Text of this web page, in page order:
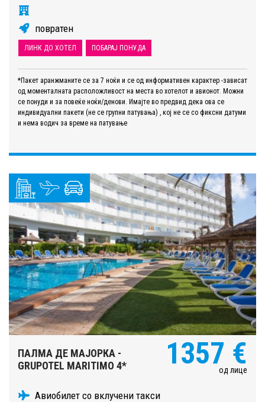
повратен
ЛИНК ДО ХОТЕЛ ПОБАРАЈ ПОНУДА
*Пакет аранжманите се за 7 ноќи и се од информативен карактер -зависат
од моменталната расположливост на места во хотелот и авионот. Можни
се понуди и за повеќе ноќи/денови. Имајте во предвид дека ова се
индивидуални пакети (не се групни патувања) , кој не се со фиксни датуми
и нема водич за време на патување
ПАЛМА ДЕ МАЈОРКА -
GRUPOTEL MARITIMO 4*
1357 €
од лице
Авиобилет со вклучени такси